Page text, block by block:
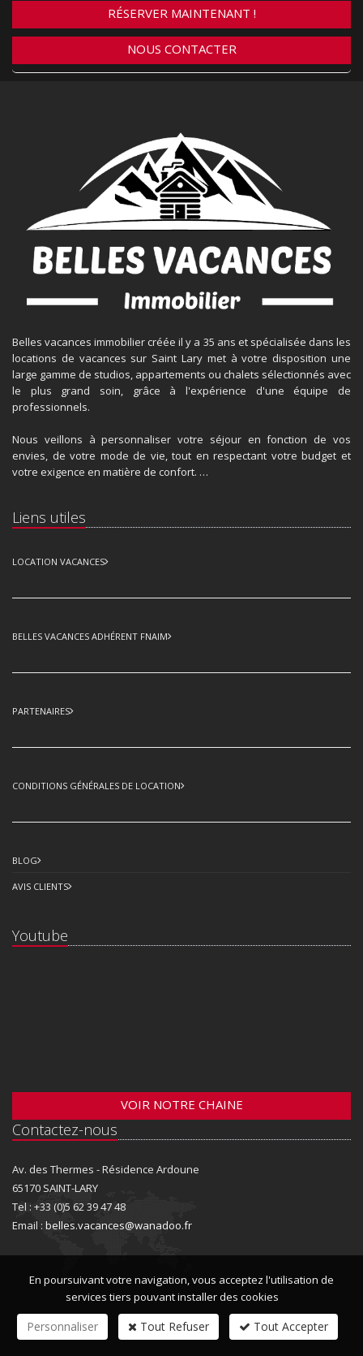
RÉSERVER MAINTENANT !
NOUS CONTACTER
Belles vacances immobilier créée il y a 35 ans et spécialisée dans les
locations de vacances sur Saint Lary met à votre disposition une
large gamme de studios, appartements ou chalets sélectionnés avec
le plus grand soin, grâce à l'expérience d'une équipe de
professionnels.
Nous veillons à personnaliser votre séjour en fonction de vos
envies, de votre mode de vie, tout en respectant votre budget et
votre exigence en matière de confort. …
Liens utiles
LOCATION VACANCES
BELLES VACANCES ADHÉRENT FNAIM
PARTENAIRES
CONDITIONS GÉNÉRALES DE LOCATION
BLOG
AVIS CLIENTS
Youtube
VOIR NOTRE CHAINE
Contactez-nous
Av. des Thermes - Résidence Ardoune
65170 SAINT-LARY
Tel : +33 (0)5 62 39 47 48
Email : belles.vacances@wanadoo.fr
En poursuivant votre navigation, vous acceptez l'utilisation de
services tiers pouvant installer des cookies
Personnaliser Tout Refuser Tout Accepter